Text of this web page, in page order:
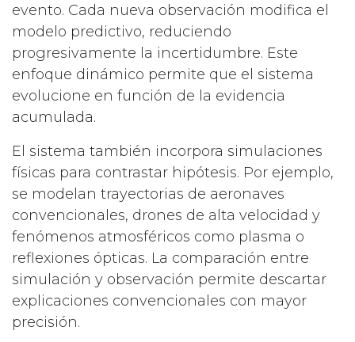
evento. Cada nueva observación modifica el
modelo predictivo, reduciendo
progresivamente la incertidumbre. Este
enfoque dinámico permite que el sistema
evolucione en función de la evidencia
acumulada.
El sistema también incorpora simulaciones
físicas para contrastar hipótesis. Por ejemplo,
se modelan trayectorias de aeronaves
convencionales, drones de alta velocidad y
fenómenos atmosféricos como plasma o
reflexiones ópticas. La comparación entre
simulación y observación permite descartar
explicaciones convencionales con mayor
precisión.